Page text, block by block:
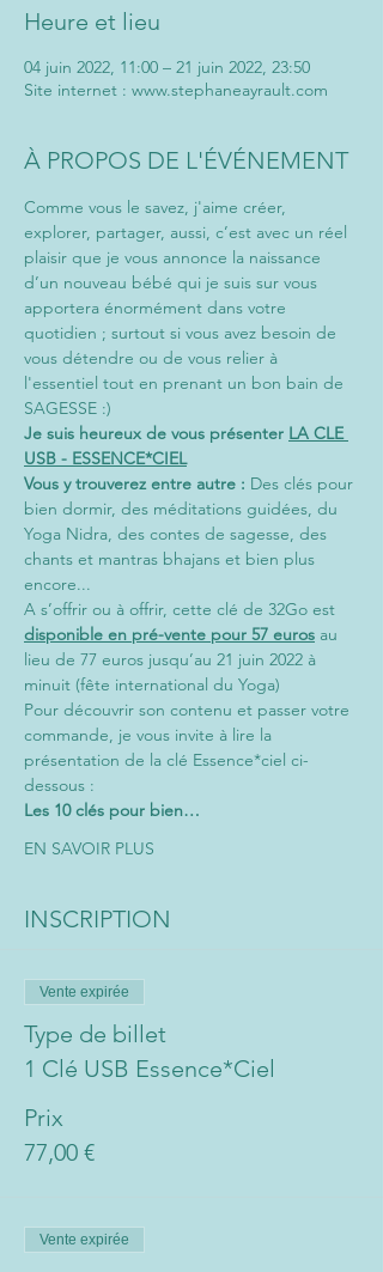
Heure et lieu
04 juin 2022, 11:00 – 21 juin 2022, 23:50
Site internet : www.stephaneayrault.com
À PROPOS DE L'ÉVÉNEMENT
Comme vous le savez, j'aime créer,
explorer, partager, aussi, c’est avec un réel
plaisir que je vous annonce la naissance
d’un nouveau bébé qui je suis sur vous
apportera énormément dans votre
quotidien ; surtout si vous avez besoin de
vous détendre ou de vous relier à
l'essentiel tout en prenant un bon bain de
SAGESSE :)
Je suis heureux de vous présenter LA CLE
USB - ESSENCE*CIEL
Vous y trouverez entre autre : Des clés pour
bien dormir, des méditations guidées, du
Yoga Nidra, des contes de sagesse, des
chants et mantras bhajans et bien plus
encore...
A s’offrir ou à offrir, cette clé de 32Go est
disponible en pré-vente pour 57 euros au
lieu de 77 euros jusqu’au 21 juin 2022 à
minuit (fête international du Yoga)
Pour découvrir son contenu et passer votre
commande, je vous invite à lire la
présentation de la clé Essence*ciel ci-
dessous :
Les 10 clés pour bien…
EN SAVOIR PLUS
INSCRIPTION
Vente expirée
Type de billet
1 Clé USB Essence*Ciel
Prix
77,00 €
Vente expirée